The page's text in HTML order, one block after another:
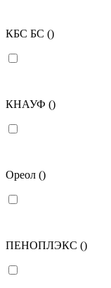
КБС БС ()
КНАУФ ()
Ореол ()
ПЕНОПЛЭКС ()